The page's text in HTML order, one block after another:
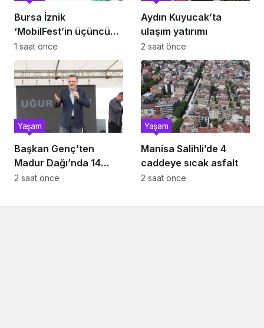
Bursa İznik
‘MobilFest’in üçüncü
durağı oldu
1 saat önce
Aydın Kuyucak’ta
ulaşım yatırımı
2 saat önce
Başkan Genç’ten
Madur Dağı’nda 14
kilometrelik asfalt
Yaşam
2 saat önce
Manisa Salihli’de 4
caddeye sıcak asfalt
Yaşam
2 saat önce